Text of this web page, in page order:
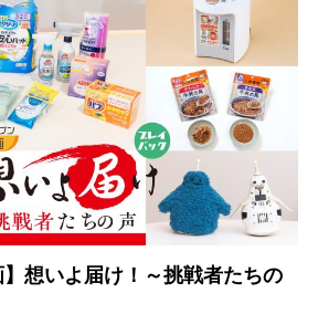
】想いよ届け！～挑戦者たちの